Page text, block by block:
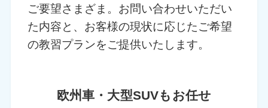
ご要望さまざま。お問い合わせいただい
た内容と、お客様の現状に応じたご希望
の教習プランをご提供いたします。
欧州車・大型SUVもお任せ